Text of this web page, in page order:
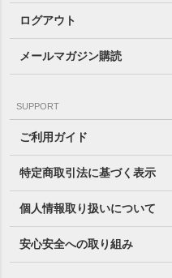
ログアウト
メールマガジン購読
SUPPORT
ご利用ガイド
特定商取引法に基づく表示
個人情報取り扱いについて
安心安全への取り組み